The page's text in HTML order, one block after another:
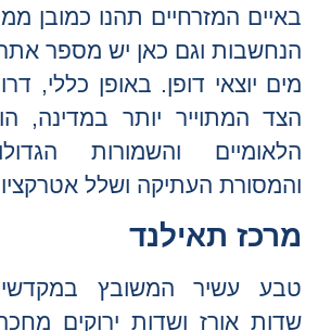
באיים המזרחיים תהנו כמובן
הנחשבות וגם כאן יש מספר אתרי
מים יוצאי דופן. באופן כללי,
הצד המתוייר יותר במדינה,
הלאומיים והשמורות
והמסורת העתיקה ושלל אטרקציות
מרכז תאילנד
טבע עשיר המשובץ במקדשים
שדות אורז ושדות ירוקים